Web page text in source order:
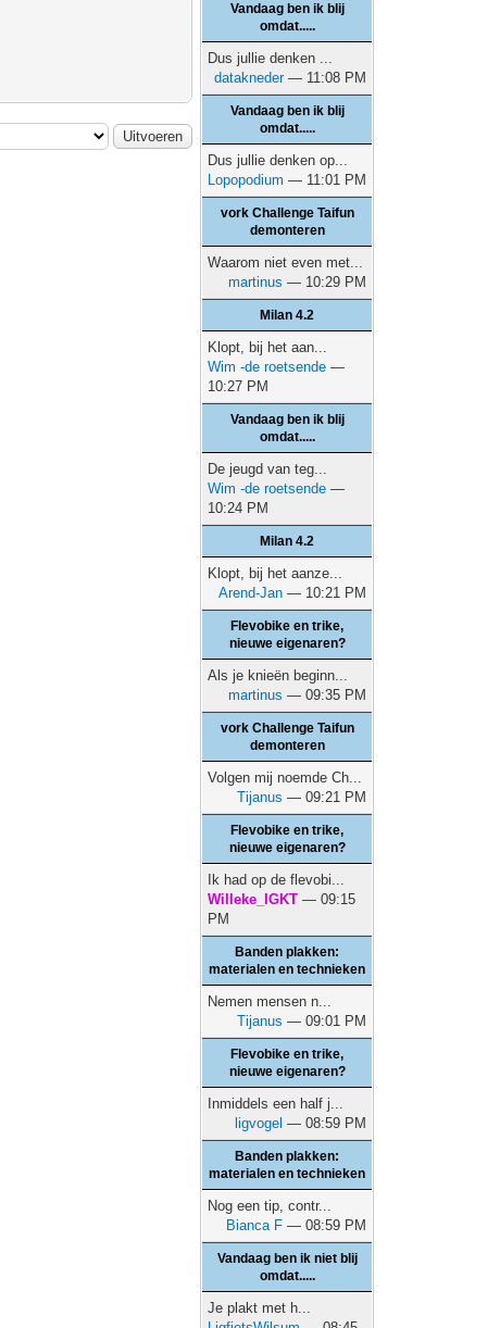
Vandaag ben ik blij
omdat.....
Dus jullie denken ...
datakneder— 11:08 PM
Vandaag ben ik blij
omdat.....
Dus jullie denken op...
Lopopodium — 11:01 PM
vork Challenge Taifun
demonteren
Waarom niet even met...
martinus — 10:29 PM
Milan 4.2
Klopt, bij het aan...
Wim -de roetsende —
10:27 PM
Vandaag ben ik blij
omdat.....
De jeugd van teg...
Wim -de roetsende —
10:24 PM
Milan 4.2
Klopt, bij het aanze...
Arend-Jan — 10:21 PM
Flevobike en trike,
nieuwe eigenaren?
Als je knieën beginn...
martinus — 09:35 PM
vork Challenge Taifun
demonteren
Volgen mij noemde Ch...
Tijanus — 09:21 PM
Flevobike en trike,
nieuwe eigenaren?
Ik had op de flevobi...
Willeke_IGKT — 09:15
PM
Banden plakken:
materialen en technieken
Nemen mensen n...
Tijanus — 09:01 PM
Flevobike en trike,
nieuwe eigenaren?
Inmiddels een half j...
ligvogel — 08:59 PM
Banden plakken:
materialen en technieken
Nog een tip, contr...
Bianca F — 08:59 PM
Vandaag ben ik niet blij
omdat.....
Je plakt met h...